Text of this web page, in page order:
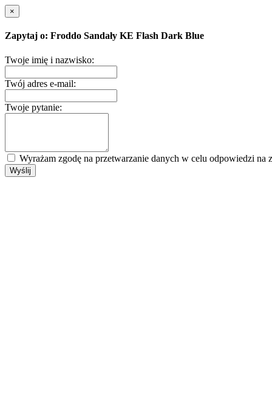
×
Zapytaj o: Froddo Sandały KE Flash Dark Blue
Twoje imię i nazwisko:
Twój adres e-mail:
Twoje pytanie:
Wyrażam zgodę na przetwarzanie danych w celu odpowiedzi na
Wyślij